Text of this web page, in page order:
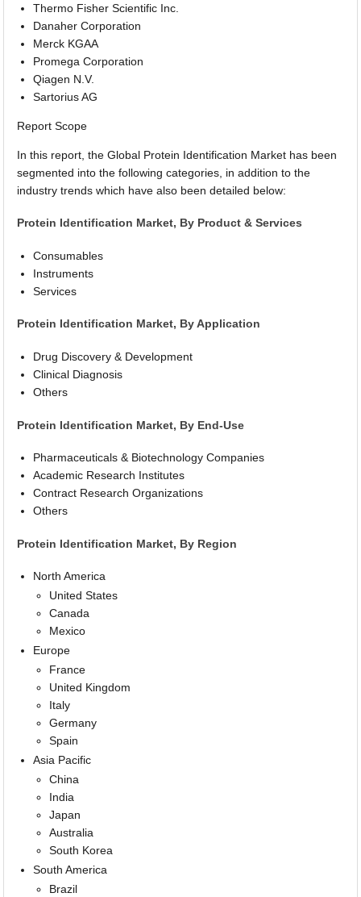
Thermo Fisher Scientific Inc.
Danaher Corporation
Merck KGAA
Promega Corporation
Qiagen N.V.
Sartorius AG
Report Scope
In this report, the Global Protein Identification Market has been
segmented into the following categories, in addition to the
industry trends which have also been detailed below:
Protein Identification Market, By Product & Services
Consumables
Instruments
Services
Protein Identification Market, By Application
Drug Discovery & Development
Clinical Diagnosis
Others
Protein Identification Market, By End-Use
Pharmaceuticals & Biotechnology Companies
Academic Research Institutes
Contract Research Organizations
Others
Protein Identification Market, By Region
North America
United States
Canada
Mexico
Europe
France
United Kingdom
Italy
Germany
Spain
Asia Pacific
China
India
Japan
Australia
South Korea
South America
Brazil